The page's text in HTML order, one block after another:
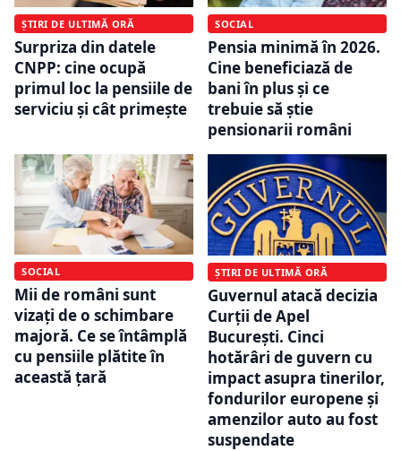
ȘTIRI DE ULTIMĂ ORĂ
Surpriza din datele
CNPP: cine ocupă
primul loc la pensiile de
serviciu și cât primește
SOCIAL
Pensia minimă în 2026.
Cine beneficiază de
bani în plus și ce
trebuie să știe
pensionarii români
SOCIAL
Mii de români sunt
vizați de o schimbare
majoră. Ce se întâmplă
cu pensiile plătite în
această țară
ȘTIRI DE ULTIMĂ ORĂ
Guvernul atacă decizia
Curții de Apel
București. Cinci
hotărâri de guvern cu
impact asupra tinerilor,
fondurilor europene și
amenzilor auto au fost
suspendate